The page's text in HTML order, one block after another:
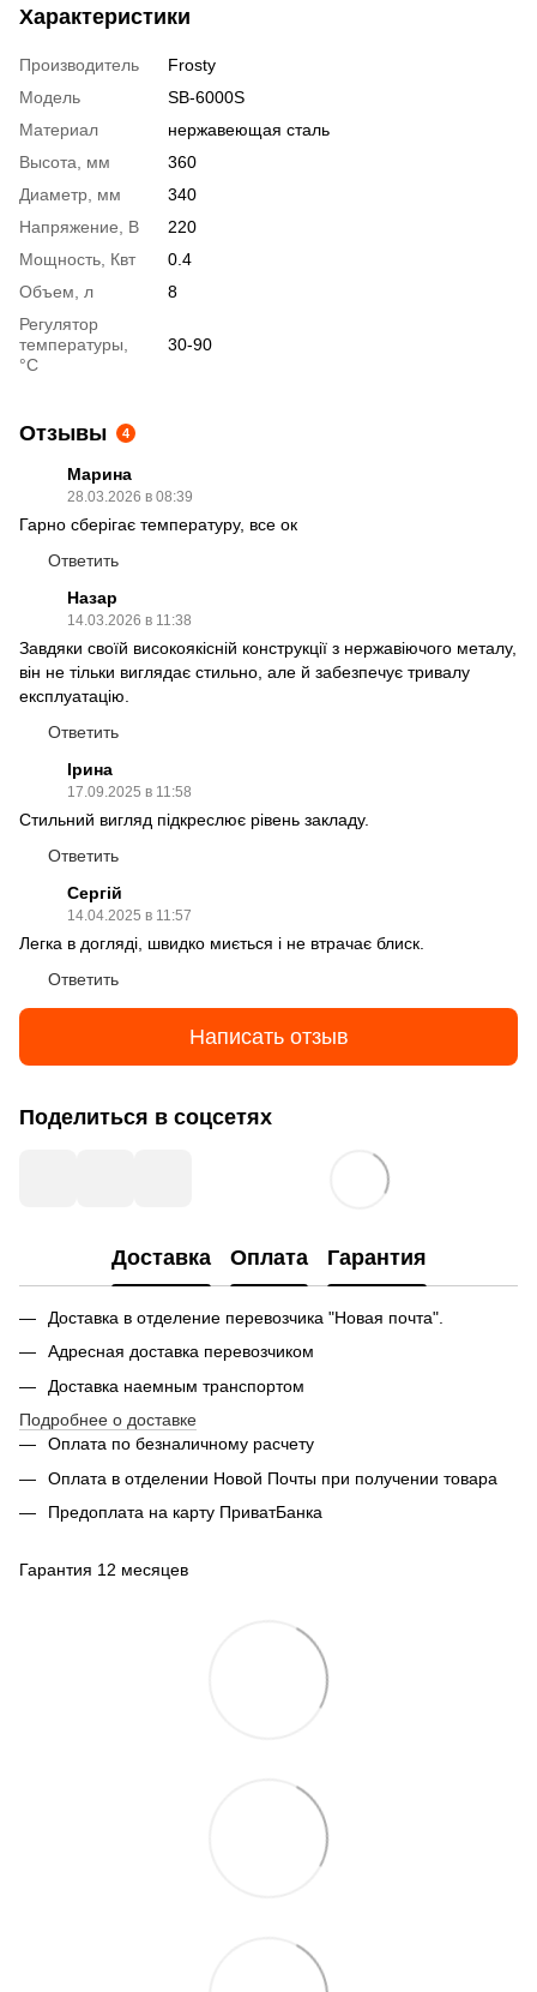
Характеристики
Производитель
Frosty
Модель
SB-6000S
Материал
нержавеющая сталь
Высота, мм
360
Диаметр, мм
340
Напряжение, В
220
Мощность, Квт
0.4
Объем, л
8
Регулятор
температуры,
°С
30-90
Отзывы 4
Марина
28.03.2026 в 08:39
Гарно сберігає температуру, все ок
Ответить
Назар
14.03.2026 в 11:38
Завдяки своїй високоякісній конструкції з нержавіючого металу,
він не тільки виглядає стильно, але й забезпечує тривалу
експлуатацію.
Ответить
Ірина
17.09.2025 в 11:58
Стильний вигляд підкреслює рівень закладу.
Ответить
Сергій
14.04.2025 в 11:57
Легка в догляді, швидко миється і не втрачає блиск.
Ответить
Написать отзыв
Поделиться в соцсетях
Доставка Оплата Гарантия
Доставка в отделение перевозчика "Новая почта".
Адресная доставка перевозчиком
Доставка наемным транспортом
Подробнее о доставке
Оплата по безналичному расчету
Оплата в отделении Новой Почты при получении товара
Предоплата на карту ПриватБанка
Гарантия 12 месяцев